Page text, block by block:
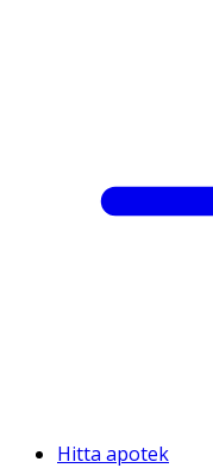
Hitta apotek